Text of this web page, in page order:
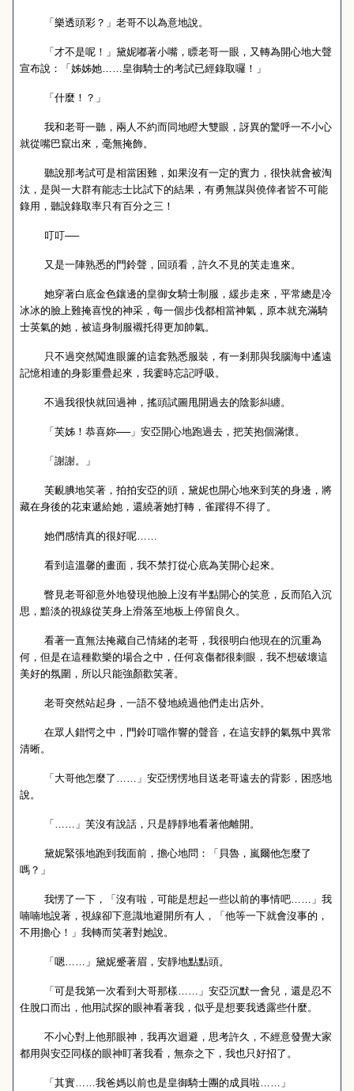
「樂透頭彩？」老哥不以為意地說。
「才不是呢！」黛妮嘟著小嘴，瞟老哥一眼，又轉為開心地大聲
宣布說：「姊姊她……皇御騎士的考試已經錄取囉！」
「什麼！？」
我和老哥一聽，兩人不約而同地瞪大雙眼，訝異的驚呼一不小心
就從嘴巴竄出來，毫無掩飾。
聽說那考試可是相當困難，如果沒有一定的實力，很快就會被淘
汰，是與一大群有能志士比試下的結果，有勇無謀與僥倖者皆不可能
錄用，聽說錄取率只有百分之三！
叮叮──
又是一陣熟悉的門鈴聲，回頭看，許久不見的芙走進來。
她穿著白底金色鑲邊的皇御女騎士制服，緩步走來，平常總是冷
冰冰的臉上難掩喜悅的神采，每一個步伐都相當神氣，原本就充滿騎
士英氣的她，被這身制服襯托得更加帥氣。
只不過突然闖進眼簾的這套熟悉服裝，有一剎那與我腦海中遙遠
記憶相連的身影重疊起來，我霎時忘記呼吸。
不過我很快就回過神，搖頭試圖甩開過去的陰影糾纏。
「芙姊！恭喜妳──」安亞開心地跑過去，把芙抱個滿懷。
「謝謝。」
芙靦腆地笑著，拍拍安亞的頭，黛妮也開心地來到芙的身邊，將
藏在身後的花束遞給她，還繞著她打轉，雀躍得不得了。
她們感情真的很好呢……
看到這溫馨的畫面，我不禁打從心底為芙開心起來。
瞥見老哥卻意外地發現他臉上沒有半點開心的笑意，反而陷入沉
思，黯淡的視線從芙身上滑落至地板上停留良久。
看著一直無法掩藏自己情緒的老哥，我很明白他現在的沉重為
何，但是在這種歡樂的場合之中，任何哀傷都很刺眼，我不想破壞這
美好的氛圍，所以只能強顏歡笑著。
老哥突然站起身，一語不發地繞過他們走出店外。
在眾人錯愕之中，門鈴叮噹作響的聲音，在這安靜的氣氛中異常
清晰。
「大哥他怎麼了……」安亞愣愣地目送老哥遠去的背影，困惑地
說。
「……」芙沒有說話，只是靜靜地看著他離開。
黛妮緊張地跑到我面前，擔心地問：「貝魯，嵐爾他怎麼了
嗎？」
我愣了一下，「沒有啦，可能是想起一些以前的事情吧……」我
喃喃地說著，視線卻下意識地避開所有人，「他等一下就會沒事的，
不用擔心！」我轉而笑著對她說。
「嗯……」黛妮蹙著眉，安靜地點點頭。
「可是我第一次看到大哥那樣……」安亞沉默一會兒，還是忍不
住脫口而出，他用試探的眼神看著我，似乎是想要我透露些什麼。
不小心對上他那眼神，我再次迴避，思考許久，不經意發覺大家
都用與安亞同樣的眼神盯著我看，無奈之下，我也只好招了。
「其實……我爸媽以前也是皇御騎士團的成員啦……」